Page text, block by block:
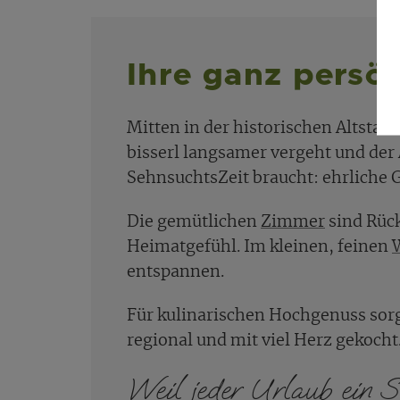
Ihre ganz
Mitten in der historischen Altstadt
bisserl langsamer vergeht und
SehnsuchtsZeit braucht: ehrliche
Die gemütlichen Zimmer sind
Heimatgefühl. Im kleinen, feinen
entspannen.
Für kulinarischen Hochgenuss
regional und mit viel Herz gekocht.
Weil jeder Urlaub ein